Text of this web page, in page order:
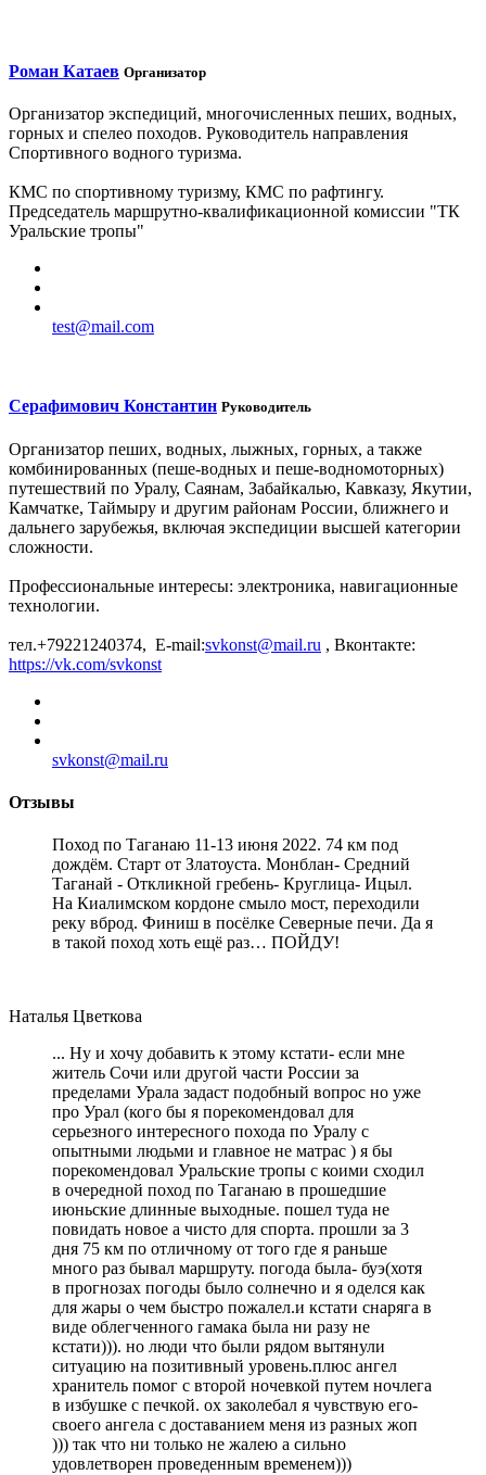
Роман Катаев Организатор
Организатор экспедиций, многочисленных пеших, водных,
горных и спелео походов. Руководитель направления
Спортивного водного туризма.
КМС по спортивному туризму, КМС по рафтингу.
Председатель маршрутно-квалификационной комиссии "ТК
Уральские тропы"
test@mail.com
Серафимович Константин Руководитель
Организатор пеших, водных, лыжных, горных, а также
комбинированных (пеше-водных и пеше-водномоторных)
путешествий по Уралу, Саянам, Забайкалью, Кавказу, Якутии,
Камчатке, Таймыру и другим районам России, ближнего и
дальнего зарубежья, включая экспедиции высшей категории
сложности.
Профессиональные интересы: электроника, навигационные
технологии.
тел.+79221240374, E-mail:svkonst@mail.ru , Вконтакте:
https://vk.com/svkonst
svkonst@mail.ru
Отзывы
Поход по Таганаю 11-13 июня 2022. 74 км под
дождём. Старт от Златоуста. Монблан- Средний
Таганай - Откликной гребень- Круглица- Ицыл.
На Киалимском кордоне смыло мост, переходили
реку вброд. Финиш в посёлке Северные печи. Да я
в такой поход хоть ещё раз… ПОЙДУ!
Наталья Цветкова
... Ну и хочу добавить к этому кстати- если мне
житель Сочи или другой части России за
пределами Урала задаст подобный вопрос но уже
про Урал (кого бы я порекомендовал для
серьезного интересного похода по Уралу с
опытными людьми и главное не матрас ) я бы
порекомендовал Уральские тропы с коими сходил
в очередной поход по Таганаю в прошедшие
июньские длинные выходные. пошел туда не
повидать новое а чисто для спорта. прошли за 3
дня 75 км по отличному от того где я раньше
много раз бывал маршруту. погода была- буэ(хотя
в прогнозах погоды было солнечно и я оделся как
для жары о чем быстро пожалел.и кстати снаряга в
виде облегченного гамака была ни разу не
кстати))). но люди что были рядом вытянули
ситуацию на позитивный уровень.плюс ангел
хранитель помог с второй ночевкой путем ночлега
в избушке с печкой. ох заколебал я чувствую его-
своего ангела с доставанием меня из разных жоп
))) так что ни только не жалею а сильно
удовлетворен проведенным временем)))